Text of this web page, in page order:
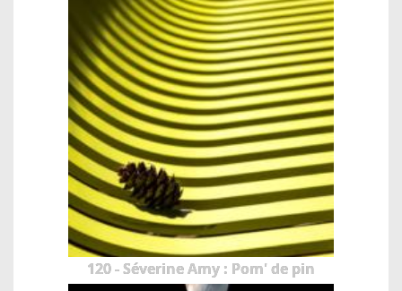
120 - Séverine Amy : Pom' de pin